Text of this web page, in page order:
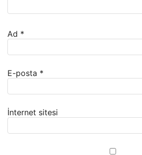
Ad *
E-posta *
İnternet sitesi